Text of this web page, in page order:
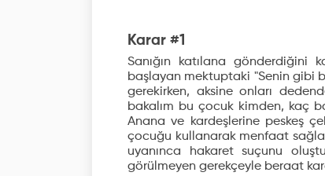
Karar #1
Sanığın katılana
başlayan mektuptaki "Senin gibi
gerekirken, aksine onları
bakalım bu çocuk kimden, kaç
Anana ve kardeşlerine peskeş
çocuğu kullanarak menfaat
uyanınca hakaret suçunu
görülmeyen gerekçeyle beraat